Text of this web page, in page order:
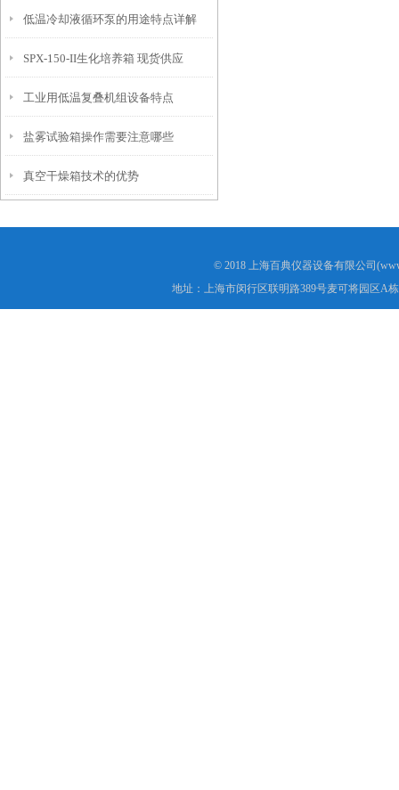
低温冷却液循环泵的用途特点详解
SPX-150-II生化培养箱 现货供应
工业用低温复叠机组设备特点
盐雾试验箱操作需要注意哪些
真空干燥箱技术的优势
© 2018 上海百典仪器设备有限公司
地址：上海市闵行区联明路389号麦可将园区A